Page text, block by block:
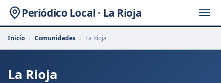
Periódico Local · La Rioja
Inicio › Comunidades › La Rioja
La Rioja